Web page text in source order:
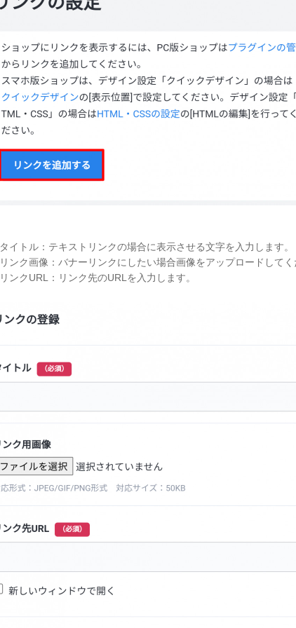
タイトル：テキストリンクの場合に表示させる文字を入力します。
リンク画像：バナーリンクにしたい場合画像をアップロードして
リンクURL：リンク先のURLを入力します。